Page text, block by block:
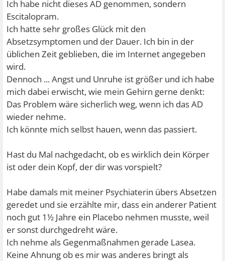
Ich habe nicht dieses AD genommen, sondern
Escitalopram.
Ich hatte sehr großes Glück mit den
Absetzsymptomen und der Dauer. Ich bin in der
üblichen Zeit geblieben, die im Internet angegeben
wird.
Dennoch ... Angst und Unruhe ist größer und ich habe
mich dabei erwischt, wie mein Gehirn gerne denkt:
Das Problem wäre sicherlich weg, wenn ich das AD
wieder nehme.
Ich könnte mich selbst hauen, wenn das passiert.
Hast du Mal nachgedacht, ob es wirklich dein Körper
ist oder dein Kopf, der dir was vorspielt?
Habe damals mit meiner Psychiaterin übers Absetzen
geredet und sie erzählte mir, dass ein anderer Patient
noch gut 1½ Jahre ein Placebo nehmen musste, weil
er sonst durchgedreht wäre.
Ich nehme als Gegenmaßnahmen gerade Lasea.
Keine Ahnung ob es mir was anderes bringt als